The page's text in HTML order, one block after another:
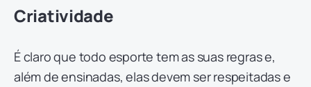
Criatividade
É claro que todo esporte tem as suas regras e,
além de ensinadas, elas devem ser respeitadas e